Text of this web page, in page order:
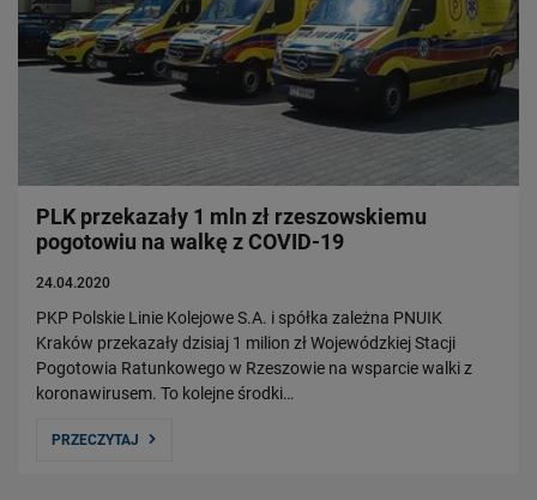
PLK przekazały 1 mln zł rzeszowskiemu
pogotowiu na walkę z COVID-19
24.04.2020
PKP Polskie Linie Kolejowe S.A. i spółka zależna PNUIK
Kraków przekazały dzisiaj 1 milion zł Wojewódzkiej Stacji
Pogotowia Ratunkowego w Rzeszowie na wsparcie walki z
koronawirusem. To kolejne środki…
PRZECZYTAJ